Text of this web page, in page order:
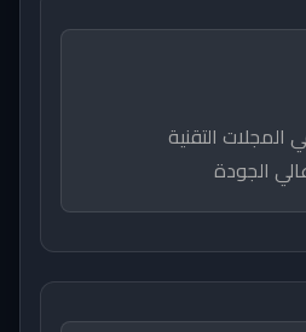
التقنية
الجودة